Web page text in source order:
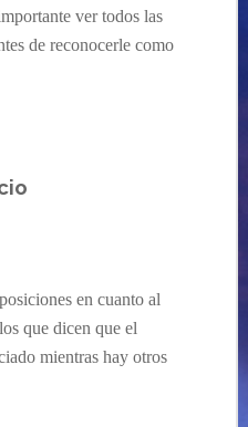
ver todos las
de reconocerle como
en cuanto al
que dicen que el
mientras hay otros